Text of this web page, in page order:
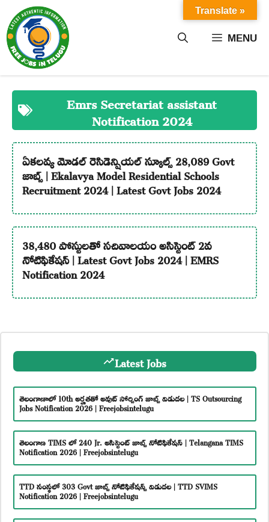
content MENU
Emrs Secretariat assistant
Notification 2024
ఏకలవ్య మోడల్ రెసిడెన్షియల్ స్కూల్స్ 28,089 Govt
జాబ్స్ | Ekalavya Model Residential Schools
Recruitment 2024 | Latest Govt Jobs 2024
38,480 పోస్టులతో సచివాలయం అసిస్టెంట్ 2వ
నోటిఫికేషన్ | Latest Govt Jobs 2024 | EMRS
Notification 2024
Latest Jobs
తెలంగాణాలో 10th అర్హతతో అవుట్ సోర్సింగ్ జాబ్స్ విడుదల | TS Outsourcing
Jobs Notification 2026 | Freejobsintelugu
తెలంగాణ TIMS లో 240 Jr. అసిస్టెంట్ జాబ్స్ నోటిఫికేషన్ | Telangana TIMS
Notification 2026 | Freejobsintelugu
TTD సంస్థలో 303 Govt జాబ్స్ నోటిఫికేషన్స్ విడుదల | TTD SVIMS
Notification 2026 | Freejobsintelugu
Translate »